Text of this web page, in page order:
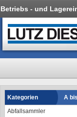
Betriebs - und
Kategorien
A
Abfallsammler